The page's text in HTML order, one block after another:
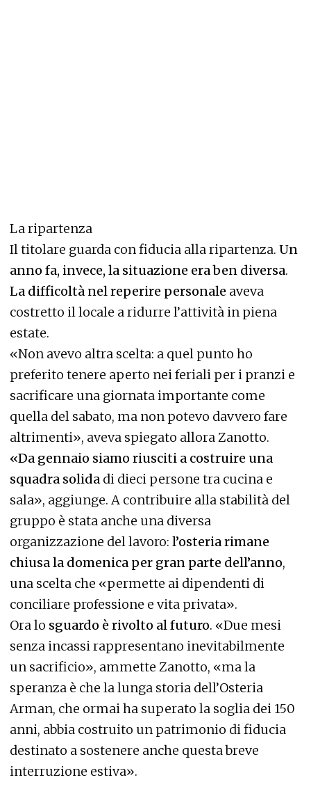
La ripartenza
Il titolare guarda con fiducia alla ripartenza. Un
anno fa, invece, la situazione era ben diversa.
La difficoltà nel reperire personale aveva
costretto il locale a ridurre l’attività in piena
estate.
«Non avevo altra scelta: a quel punto ho
preferito tenere aperto nei feriali per i pranzi e
sacrificare una giornata importante come
quella del sabato, ma non potevo davvero fare
altrimenti», aveva spiegato allora Zanotto.
«Da gennaio siamo riusciti a costruire una
squadra solida di dieci persone tra cucina e
sala», aggiunge. A contribuire alla stabilità del
gruppo è stata anche una diversa
organizzazione del lavoro: l’osteria rimane
chiusa la domenica per gran parte dell’anno,
una scelta che «permette ai dipendenti di
conciliare professione e vita privata».
Ora lo sguardo è rivolto al futuro. «Due mesi
senza incassi rappresentano inevitabilmente
un sacrificio», ammette Zanotto, «ma la
speranza è che la lunga storia dell’Osteria
Arman, che ormai ha superato la soglia dei 150
anni, abbia costruito un patrimonio di fiducia
destinato a sostenere anche questa breve
interruzione estiva».